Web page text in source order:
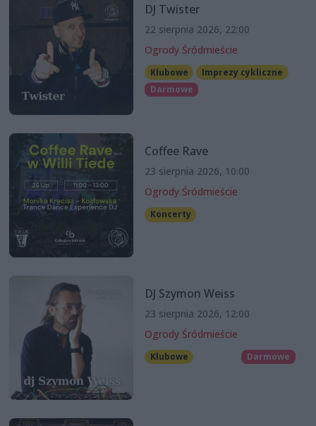
DJ Twister
22 sierpnia 2026, 22:00
Ogrody Śródmieście
Klubowe
Imprezy cykliczne
Darmowe
Coffee Rave
23 sierpnia 2026, 10:00
Ogrody Śródmieście
Koncerty
DJ Szymon Weiss
23 sierpnia 2026, 12:00
Ogrody Śródmieście
Klubowe Darmowe